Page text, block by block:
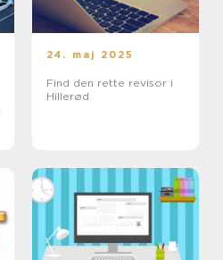
24. maj 2025
Find den rette revisor i
Hillerød